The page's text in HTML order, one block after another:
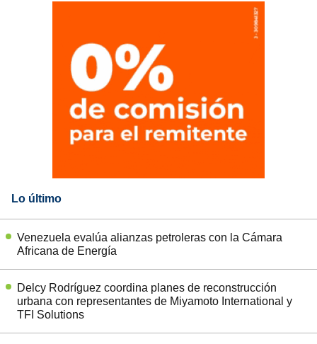
Lo último
Venezuela evalúa alianzas petroleras con la Cámara
Africana de Energía
Delcy Rodríguez coordina planes de reconstrucción
urbana con representantes de Miyamoto International y
TFI Solutions